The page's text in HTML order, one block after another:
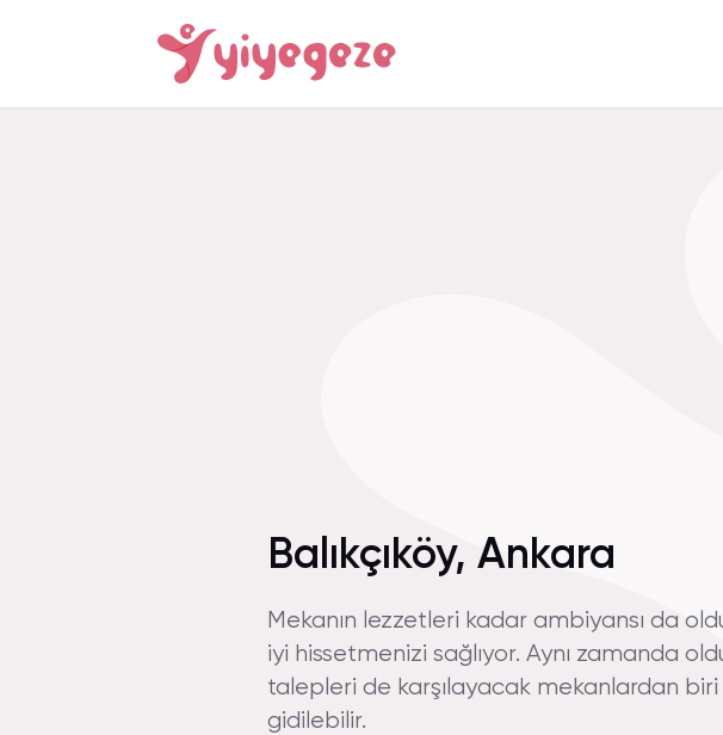
Balıkçıköy, Ankara
Mekanın lezzetleri kadar ambiyansı da
iyi hissetmenizi sağlıyor. Aynı zamanda
talepleri de karşılayacak mekanlardan
gidilebilir.